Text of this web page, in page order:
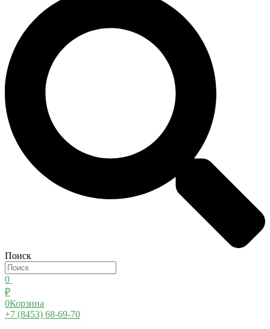
Поиск
0
₽
0Корзина
+7 (8453) 68-69-70